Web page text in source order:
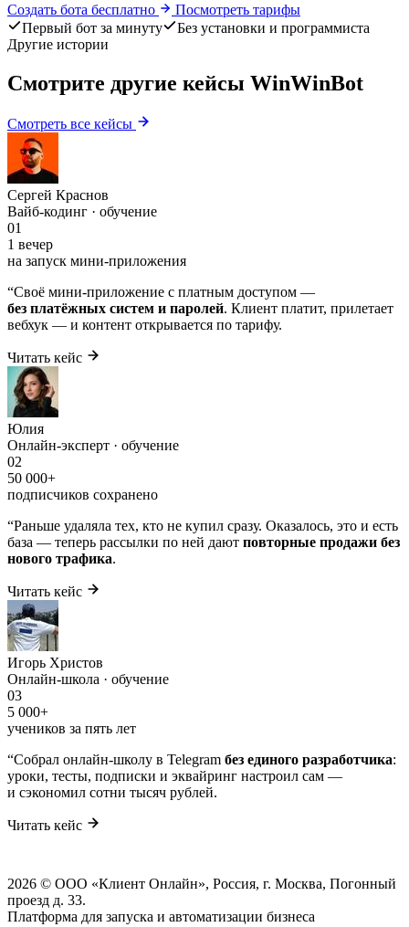
Создать бота бесплатно
Посмотреть тарифы
Первый бот за минуту
Без установки и программиста
Другие истории
Смотрите другие кейсы WinWinBot
Смотреть все кейсы
Сергей Краснов
Вайб-кодинг · обучение
01
1 вечер
на запуск мини-приложения
“Своё мини-приложение с платным доступом —
без платёжных систем и паролей. Клиент платит, прилетает
вебхук — и контент открывается по тарифу.
Читать кейс
Юлия
Онлайн-эксперт · обучение
02
50 000+
подписчиков сохранено
“Раньше удаляла тех, кто не купил сразу. Оказалось, это и есть
база — теперь рассылки по ней дают повторные продажи без
нового трафика.
Читать кейс
Игорь Христов
Онлайн-школа · обучение
03
5 000+
учеников за пять лет
“Собрал онлайн-школу в Telegram без единого разработчика:
уроки, тесты, подписки и эквайринг настроил сам —
и сэкономил сотни тысяч рублей.
Читать кейс
2026 © ООО «Клиент Онлайн», Россия, г. Москва, Погонный
проезд д. 33.
Платформа для запуска и автоматизации бизнеса